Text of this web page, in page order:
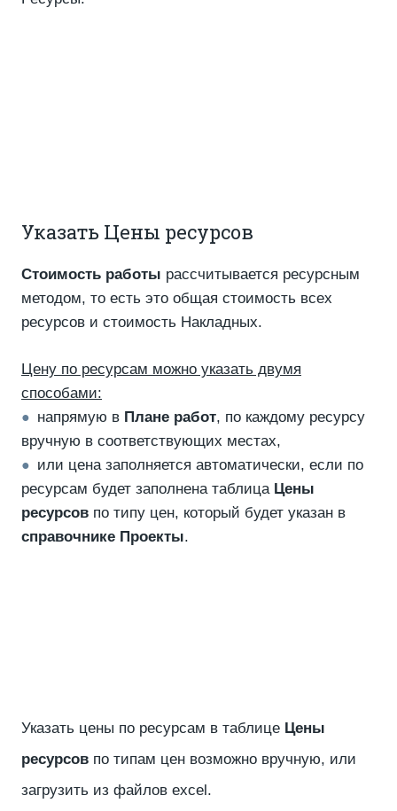
Указать Цены ресурсов
Стоимость работы рассчитывается ресурсным
методом, то есть это общая стоимость всех
ресурсов и стоимость Накладных.
Цену по ресурсам можно указать двумя
способами:
● напрямую в Плане работ, по каждому ресурсу
вручную в соответствующих местах,
● или цена заполняется автоматически, если по
ресурсам будет заполнена таблица Цены
ресурсов по типу цен, который будет указан в
справочнике Проекты.
Указать цены по ресурсам в таблице Цены
ресурсов по типам цен возможно вручную, или
загрузить из файлов excel.